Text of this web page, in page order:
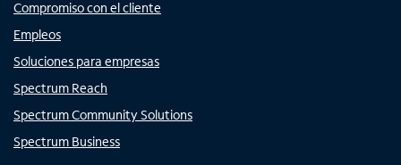
Compromiso con el cliente
Empleos
Soluciones para empresas
Spectrum Reach
Spectrum Community Solutions
Spectrum Business